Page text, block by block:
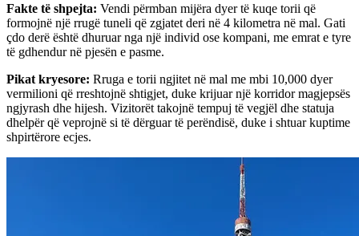
Fakte të shpejta: Vendi përmban mijëra dyer të kuqe torii që
formojnë një rrugë tuneli që zgjatet deri në 4 kilometra në mal. Gati
çdo derë është dhuruar nga një individ ose kompani, me emrat e tyre
të gdhendur në pjesën e pasme.
Pikat kryesore: Rruga e torii ngjitet në mal me mbi 10,000 dyer
vermilioni që rreshtojnë shtigjet, duke krijuar një korridor magjepsës
ngjyrash dhe hijesh. Vizitorët takojnë tempuj të vegjël dhe statuja
dhelpër që veprojnë si të dërguar të perëndisë, duke i shtuar kuptime
shpirtërore ecjes.